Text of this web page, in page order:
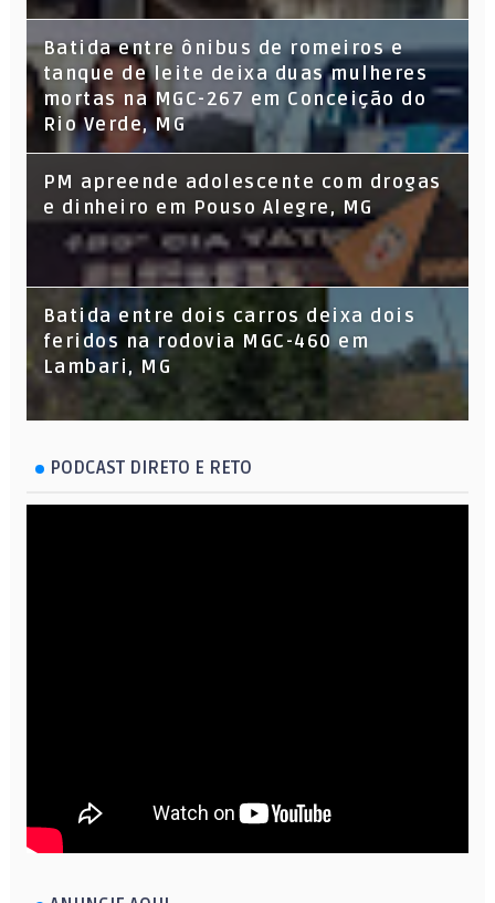
Batida entre ônibus de romeiros e
tanque de leite deixa duas mulheres
mortas na MGC-267 em Conceição do
Rio Verde, MG
PM apreende adolescente com drogas
e dinheiro em Pouso Alegre, MG
Batida entre dois carros deixa dois
feridos na rodovia MGC-460 em
Lambari, MG
PODCAST DIRETO E RETO